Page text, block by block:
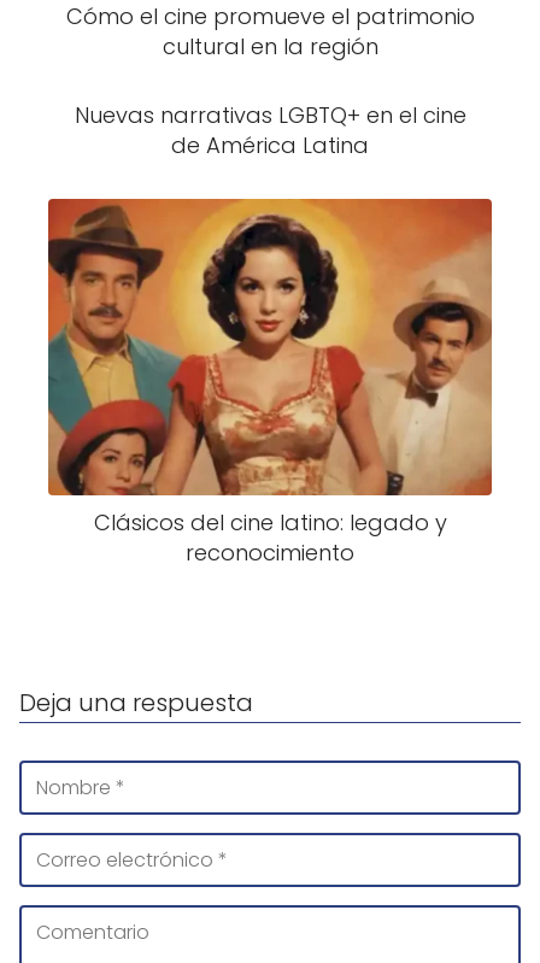
Cómo el cine promueve el patrimonio
cultural en la región
Nuevas narrativas LGBTQ+ en el cine
de América Latina
Clásicos del cine latino: legado y
reconocimiento
Deja una respuesta